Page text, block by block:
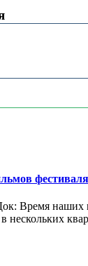
Время наших
нескольких